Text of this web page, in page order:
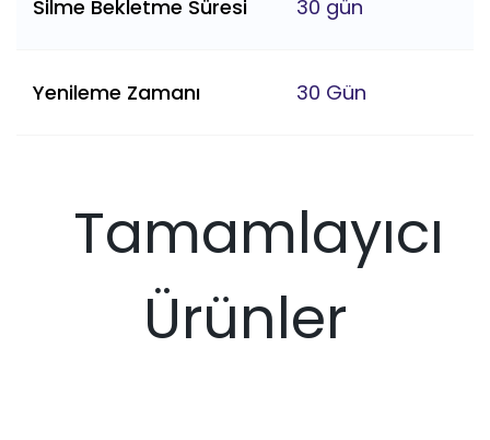
Silme Bekletme Süresi 30 gün
Yenileme Zamanı 30 Gün
Tamamlayıcı
Ürünler